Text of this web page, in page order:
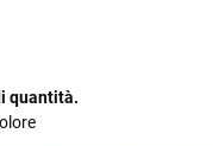
quantità.